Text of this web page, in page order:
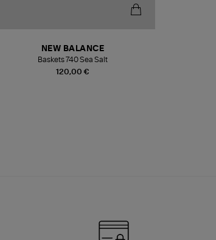
120,00 €
NEW BALANCE
Baskets 740 Sea Salt